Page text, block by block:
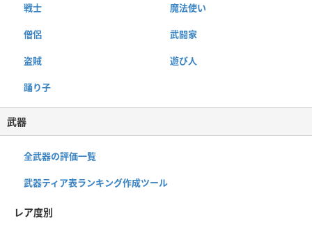
戦士 魔法使い
僧侶 武闘家
盗賊 遊び人
踊り子
武器
全武器の評価一覧
武器ティア表ランキング作成ツール
レア度別